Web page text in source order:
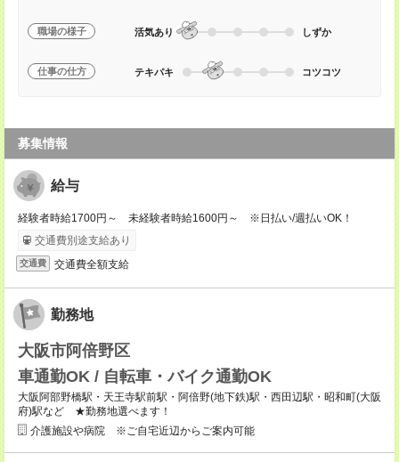
職場の様子 活気あり しずか
仕事の仕方 テキパキ コツコツ
募集情報
給与
経験者時給1700円～ 未経験者時給1600円～ ※日払い/週払いOK！
交通費別途支給あり
交通費 交通費全額支給
勤務地
大阪市阿倍野区
車通勤OK / 自転車・バイク通勤OK
大阪阿部野橋駅・天王寺駅前駅・阿倍野(地下鉄)駅・西田辺駅・昭和町(大阪
府)駅など ★勤務地選べます！
介護施設や病院 ※ご自宅近辺からご案内可能